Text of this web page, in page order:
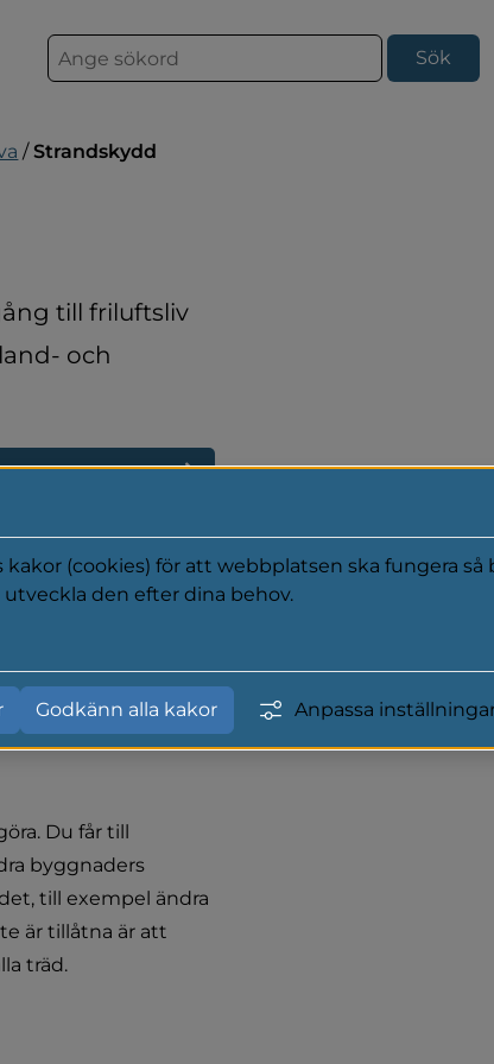
S
ö
/ Strandskydd
till friluftsliv
och
vattnet från
200 meter.
Du får till
byggnaders
till exempel ändra
är tillåtna är att
träd.
(cookies) för att webbplatsen ska fungera
den efter dina behov.
Godkänn alla kakor Anpassa